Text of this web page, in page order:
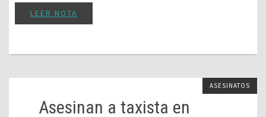
LEER NOTA
ASESINATOS
Asesinan a taxista en